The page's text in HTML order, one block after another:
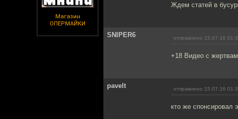
Магазин
ОПЕРМАЙКИ
Ждем статей в
SNIPER6 отправлено 15.07.16
+18 Видео с
pavelt отправлено 15.07.16
кто же спонсировал